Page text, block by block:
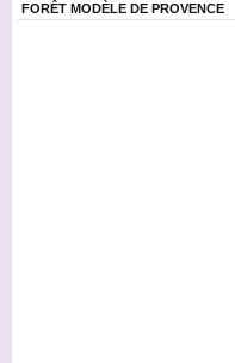
FORÊT MODÈLE DE PROVENCE